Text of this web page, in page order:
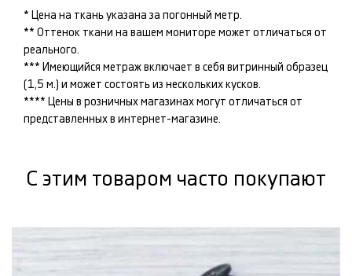
* Цена на ткань указана за погонный метр.
** Оттенок ткани на вашем мониторе может отличаться от
реального.
*** Имеющийся метраж включает в себя витринный образец
(1,5 м.) и может состоять из нескольких кусков.
**** Цены в розничных магазинах могут отличаться от
представленных в интернет-магазине.
С этим товаром часто покупают